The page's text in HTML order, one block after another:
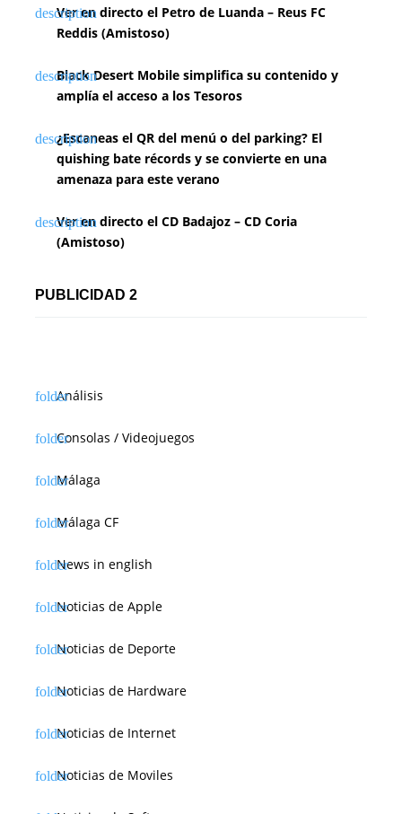
Ver en directo el Petro de Luanda – Reus FC
Reddis (Amistoso)
Black Desert Mobile simplifica su contenido y
amplía el acceso a los Tesoros
¿Escaneas el QR del menú o del parking? El
quishing bate récords y se convierte en una
amenaza para este verano
Ver en directo el CD Badajoz – CD Coria
(Amistoso)
PUBLICIDAD 2
Análisis
Consolas / Videojuegos
Málaga
Málaga CF
News in english
Noticias de Apple
Noticias de Deporte
Noticias de Hardware
Noticias de Internet
Noticias de Moviles